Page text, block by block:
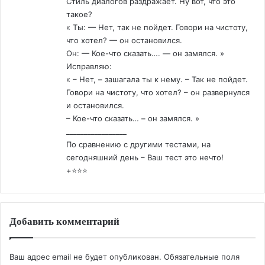
такое?
« Ты: — Нет, так не пойдет. Говори на чистоту,
что хотел? — он остановился.
Он: — Кое-что сказать…. — он замялся. »
Исправляю:
« – Нет, – зашагала ты к нему. – Так не пойдет.
Говори на чистоту, что хотел? – он развернулся
и остановился.
– Кое-что сказать… – он замялся. »
По сравнению с другими тестами, на
сегодняшний день – Ваш тест это нечто!
+⭐️⭐️⭐️
Добавить комментарий
Ваш адрес email не будет опубликован. Обязательные поля